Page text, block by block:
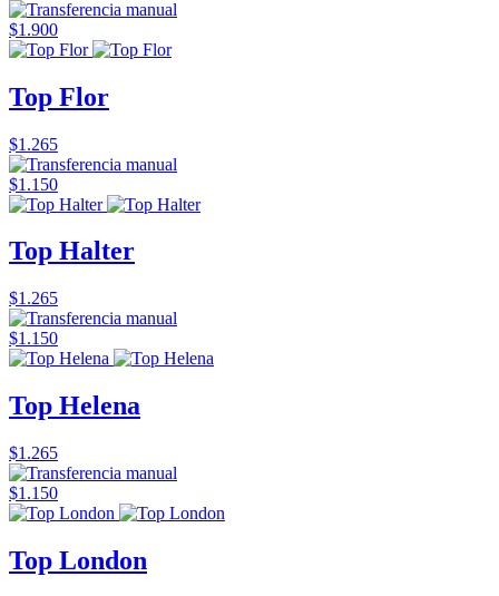
$1.900
Top Flor
$1.265
$1.150
Top Halter
$1.265
$1.150
Top Helena
$1.265
$1.150
Top London